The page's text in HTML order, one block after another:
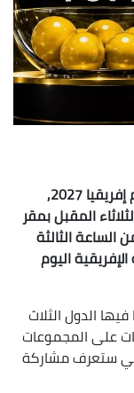
ستجرى عملية سحب قرعة تصفيات كأس أمم إفريقيا 2027,
المقبل بمقر
الثالثة
اليوم
بما فيها الدول الثلاث
على المجموعات
ستعرف مشاركة